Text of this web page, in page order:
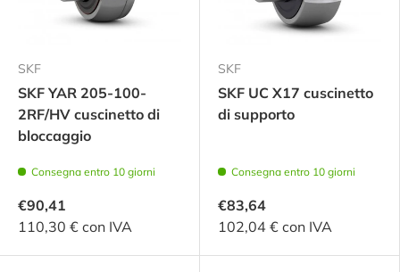
SKF
SKF YAR 205-100-
2RF/HV cuscinetto di
bloccaggio
Consegna entro 10 giorni
€90,41
110,30 € con IVA
SKF
SKF UC X17 cuscinetto
di supporto
Consegna entro 10 giorni
€83,64
102,04 € con IVA